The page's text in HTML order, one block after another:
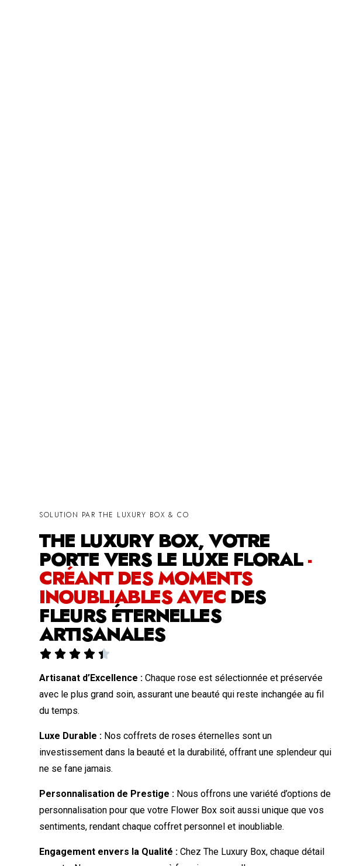
SOLUTION PAR THE LUXURY BOX & CO
THE LUXURY BOX, VOTRE
PORTE VERS LE LUXE FLORAL-
CRÉANT DES MOMENTS
INOUBLIABLES AVEC DES
FLEURS ÉTERNELLES
ARTISANALES
    
Artisanat d’Excellence : Chaque rose est sélectionnée et préservée
avec le plus grand soin, assurant une beauté qui reste inchangée au fil
du temps.
Luxe Durable : Nos coffrets de roses éternelles sont un
investissement dans la beauté et la durabilité, offrant une splendeur qui
ne se fane jamais.
Personnalisation de Prestige : Nous offrons une variété d’options de
personnalisation pour que votre Flower Box soit aussi unique que vos
sentiments, rendant chaque coffret personnel et inoubliable.
Engagement envers la Qualité : Chez The Luxury Box, chaque détail